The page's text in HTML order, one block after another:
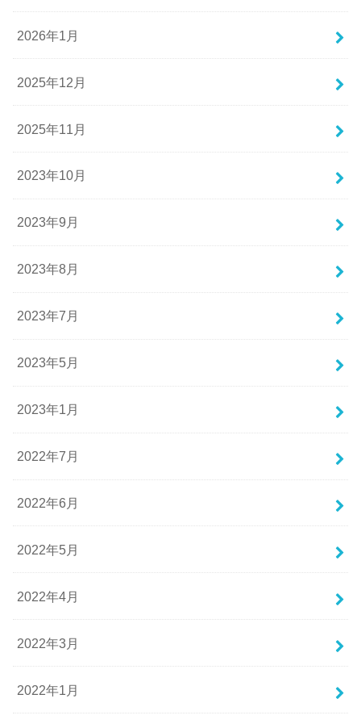
2026年1月
2025年12月
2025年11月
2023年10月
2023年9月
2023年8月
2023年7月
2023年5月
2023年1月
2022年7月
2022年6月
2022年5月
2022年4月
2022年3月
2022年1月